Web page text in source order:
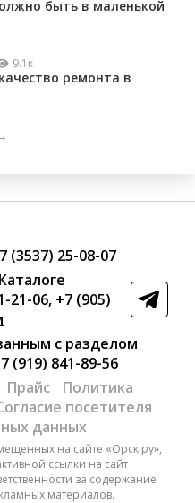
быть в маленькой
9.1к
ремонта в
(3537) 25-08-07
21-06, +7 (905)
с разделом
(919) 841-89-56
Прайс
Политика
посетителя
данных
на сайте «Орск.ру»,
ссылки на сайт
за содержание
материалов.